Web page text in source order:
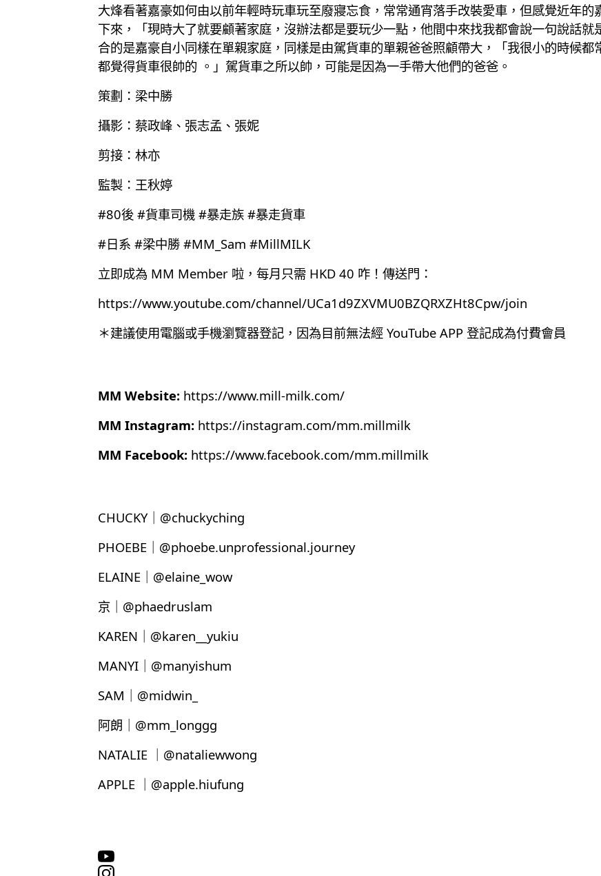
大烽看著嘉豪如何由以前年輕時玩車玩至廢寢忘食，常常通宵落手改裝愛車，但感覺近年
下來，「現時大了就要顧著家庭，沒辦法都是要玩少一點，他間中來找我都會說一句說話
合的是嘉豪自小同樣在單親家庭，同樣是由駕貨車的單親爸爸照顧帶大，「我很小的時候都
都覺得貨車很帥的 。」駕貨車之所以帥，可能是因為一手帶大他們的爸爸。
策劃：梁中勝
攝影：蔡政峰、張志孟、張妮
剪接：林亦
監製：王秋婷
#80後 #貨車司機 #暴走族 #暴走貨車
#日系 #梁中勝 #MM_Sam #MillMILK
立即成為 MM Member 啦，每月只需 HKD 40 咋！傳送門：
https://www.youtube.com/channel/UCa1d9ZXVMU0BZQRXZHt8Cpw/join
＊建議使用電腦或手機瀏覽器登記，因為目前無法經 YouTube APP 登記成為付費會員
MM Website: https://www.mill-milk.com/
MM Instagram: https://instagram.com/mm.millmilk
MM Facebook: https://www.facebook.com/mm.millmilk
CHUCKY｜@chuckyching
PHOEBE｜@phoebe.unprofessional.journey
ELAINE｜@elaine_wow
京｜@phaedruslam
KAREN｜@karen__yukiu
MANYI｜@manyishum
SAM｜@midwin_
阿朗｜@mm_longgg
NATALIE ｜@nataliewwong
APPLE ｜@apple.hiufung